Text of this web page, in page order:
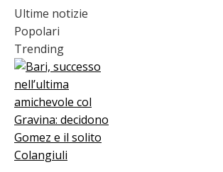
Ultime notizie
Popolari
Trending